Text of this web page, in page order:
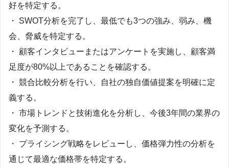
好を特定する。
・ SWOT分析を完了し、最低でも3つの強み、弱み、機
会、脅威を特定する。
・ 顧客インタビューまたはアンケートを実施し、顧客満
足度が80%以上であることを確認する。
・ 競合比較分析を行い、自社の独自価値提案を明確に定
義する。
・ 市場トレンドと技術進化を分析し、今後3年間の業界の
変化を予測する。
・ プライシング戦略をレビューし、価格弾力性の分析を
通じて最適な価格帯を特定する。